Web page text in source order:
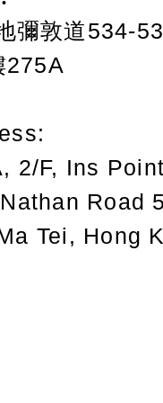
彌敦道534-
275A
2/F, Ins Point
Road
Tei, Hong